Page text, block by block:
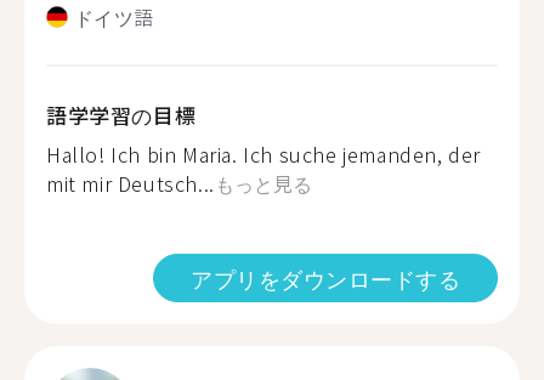
ドイツ語
語学学習の目標
Hallo! Ich bin Maria. Ich suche jemanden, der
mit mir Deutsch... もっと見る
アプリをダウンロードする